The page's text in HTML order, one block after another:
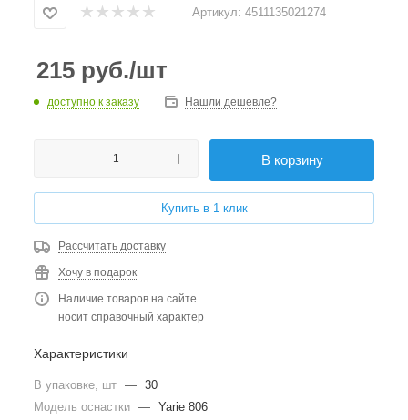
Артикул: 4511135021274
215 руб./шт
доступно к заказу Нашли дешевле?
В корзину
Купить в 1 клик
Рассчитать доставку
Хочу в подарок
Наличие товаров на сайте
носит справочный характер
Характеристики
В упаковке, шт — 30
Модель оснастки — Yarie 806